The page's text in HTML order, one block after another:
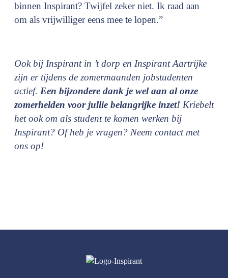
binnen Inspirant? Twijfel zeker niet. Ik raad aan
om als vrijwilliger eens mee te lopen.”
Ook bij Inspirant in ’t dorp en Inspirant Aartrijke
zijn er tijdens de zomermaanden jobstudenten
actief. Een bijzondere dank je wel aan al onze
zomerhelden voor jullie belangrijke inzet! Kriebelt
het ook om als student te komen werken bij
Inspirant? Of heb je vragen? Neem contact met
ons op!